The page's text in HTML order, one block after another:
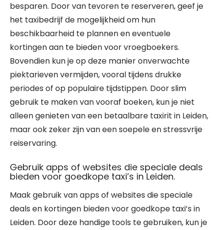
besparen. Door van tevoren te reserveren, geef je
het taxibedrijf de mogelijkheid om hun
beschikbaarheid te plannen en eventuele
kortingen aan te bieden voor vroegboekers.
Bovendien kun je op deze manier onverwachte
piektarieven vermijden, vooral tijdens drukke
periodes of op populaire tijdstippen. Door slim
gebruik te maken van vooraf boeken, kun je niet
alleen genieten van een betaalbare taxirit in Leiden,
maar ook zeker zijn van een soepele en stressvrije
reiservaring.
Gebruik apps of websites die speciale deals
bieden voor goedkope taxi’s in Leiden.
Maak gebruik van apps of websites die speciale
deals en kortingen bieden voor goedkope taxi’s in
Leiden. Door deze handige tools te gebruiken, kun je